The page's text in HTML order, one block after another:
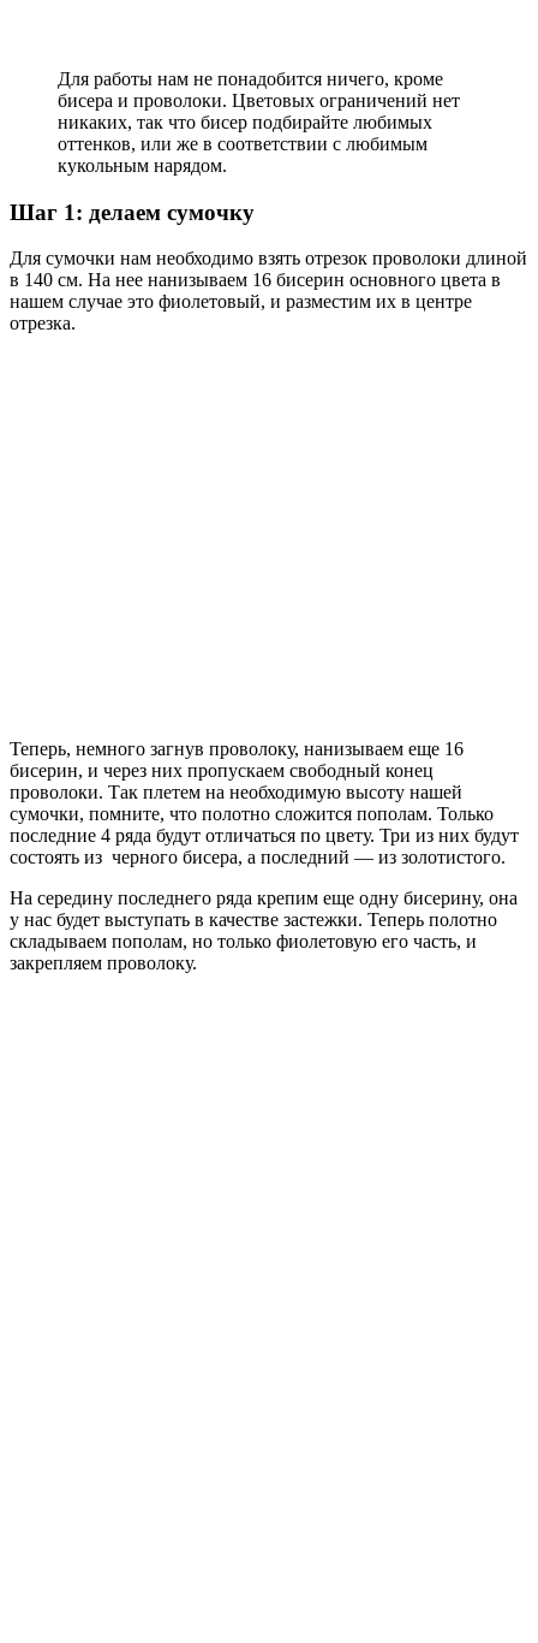
Для работы нам не понадобится ничего, кроме
бисера и проволоки. Цветовых ограничений нет
никаких, так что бисер подбирайте любимых
оттенков, или же в соответствии с любимым
кукольным нарядом.
Шаг 1: делаем сумочку
Для сумочки нам необходимо взять отрезок проволоки длиной
в 140 см. На нее нанизываем 16 бисерин основного цвета в
нашем случае это фиолетовый, и разместим их в центре
отрезка.
Теперь, немного загнув проволоку, нанизываем еще 16
бисерин, и через них пропускаем свободный конец
проволоки. Так плетем на необходимую высоту нашей
сумочки, помните, что полотно сложится пополам. Только
последние 4 ряда будут отличаться по цвету. Три из них будут
состоять из черного бисера, а последний — из золотистого.
На середину последнего ряда крепим еще одну бисерину, она
у нас будет выступать в качестве застежки. Теперь полотно
складываем пополам, но только фиолетовую его часть, и
закрепляем проволоку.